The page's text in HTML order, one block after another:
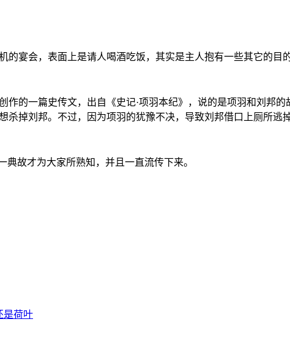
宴会，表面上是请人喝酒吃饭，其实是主人抱有一些其它的目的
一篇史传文，出自《史记·项羽本纪》，说的是项羽和刘邦的
杀掉刘邦。不过，因为项羽的犹豫不决，导致刘邦借口上厕所逃
故才为大家所熟知，并且一直流传下来。
是荷叶